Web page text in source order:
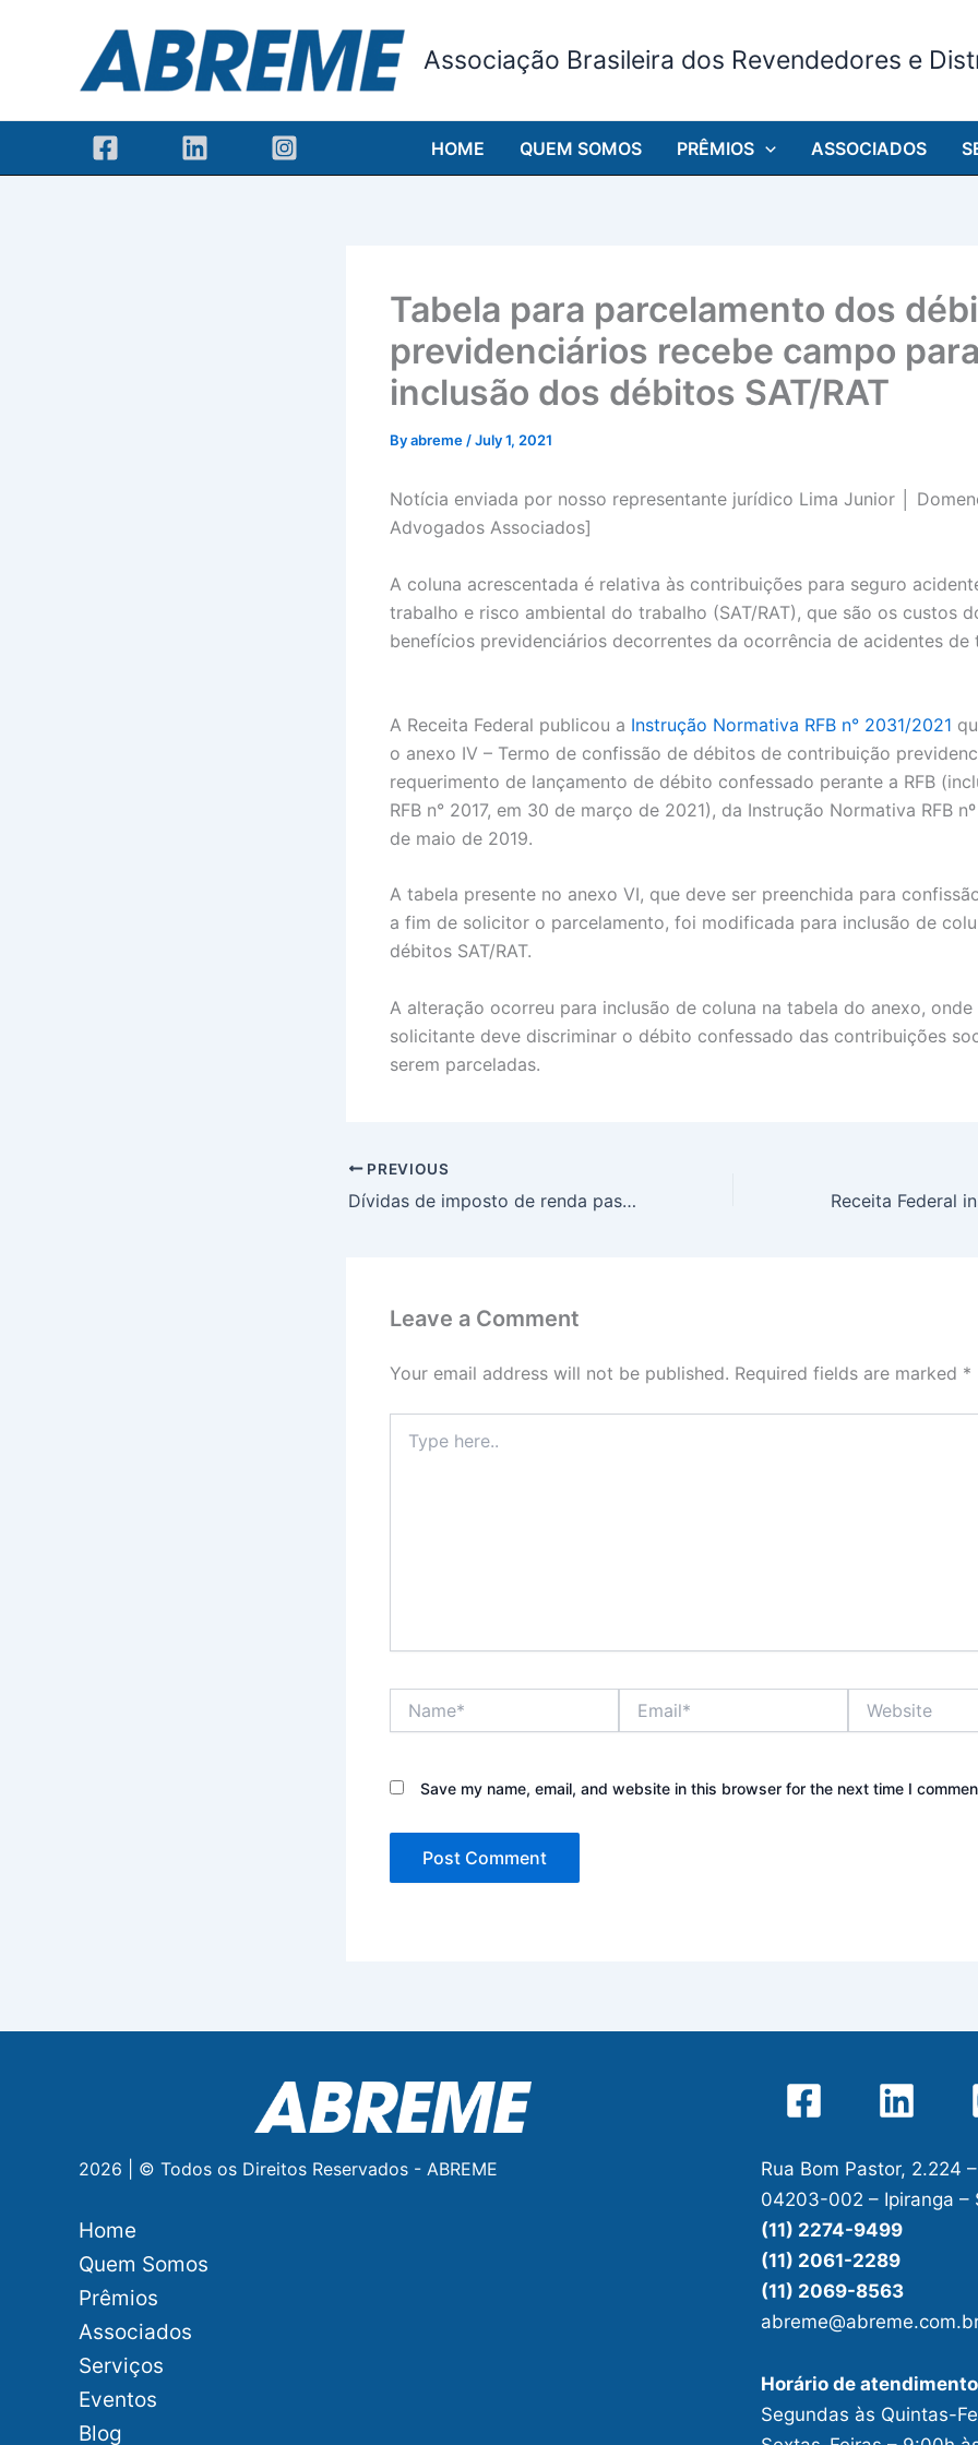
Associação Brasileira dos Revendedores e
HOME QUEM SOMOS PRÊMIOS ASSOCIADOS
Tabela para parcelamento dos
previdenciários recebe campo
inclusão dos débitos SAT/RAT
Byabreme /July 1, 2021
Notícia enviada por nosso representante jurídico Lima Junior │
Advogados Associados]
A coluna acrescentada é relativa às contribuições para seguro
trabalho e risco ambiental do trabalho (SAT/RAT), que são os custos
benefícios previdenciários decorrentes da ocorrência de acidentes de
A Receita Federal publicou a Instrução Normativa RFB n° 2031/2021
o anexo IV – Termo de confissão de débitos de contribuição
requerimento de lançamento de débito confessado perante a RFB
RFB n° 2017, em 30 de março de 2021), da Instrução Normativa RFB nº
de maio de 2019.
A tabela presente no anexo VI, que deve ser preenchida para
a fim de solicitor o parcelamento, foi modificada para inclusão de
débitos SAT/RAT.
A alteração ocorreu para inclusão de coluna na tabela do anexo, onde
solicitante deve discriminar o débito confessado das contribuições
serem parceladas.
PREVIOUS
Dívidas de imposto de renda passam a ser parceladas no e-CAC
Leave a Comment
Your email address will not be published. Required fields are marked *
here..
Save my name, email, and website in this browser for the next time I
2026 | © Todos os Direitos Reservados - ABREME
Home
Quem Somos
Prêmios
Associados
Serviços
Eventos
Blog
Rua Bom Pastor, 2.224
04203-002 – Ipiranga –
(11) 2274-9499
(11) 2061-2289
(11) 2069-8563
Horário de atendimento
Segundas às Quintas-